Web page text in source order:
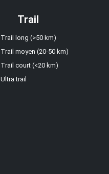
Trail
Trail long (>50 km)
Trail moyen (20-50 km)
Trail court (<20 km)
Ultra trail